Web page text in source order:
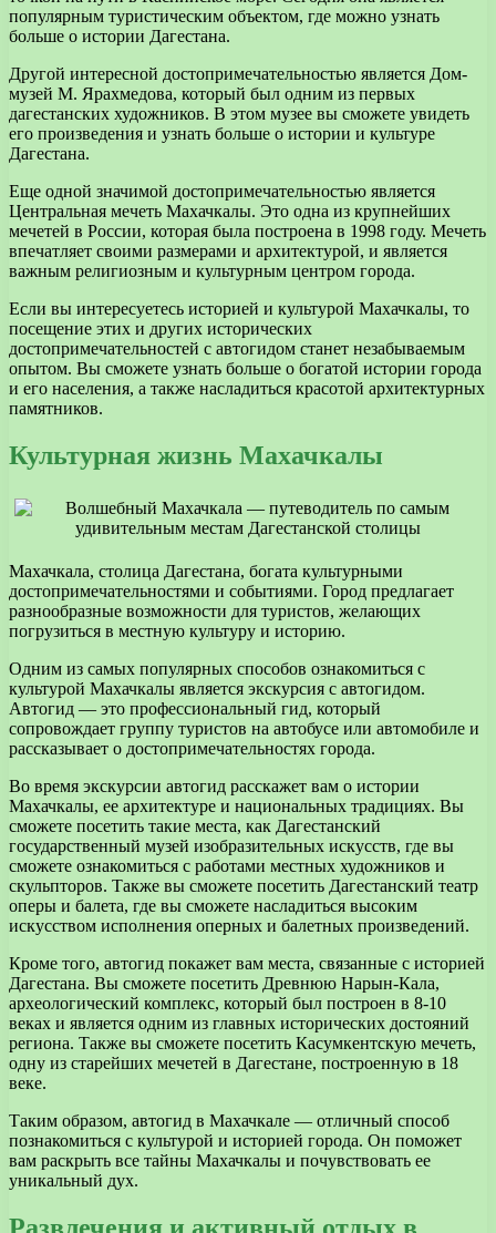
популярным туристическим объектом, где можно узнать
больше о истории Дагестана.
Другой интересной достопримечательностью является Дом-
музей М. Ярахмедова, который был одним из первых
дагестанских художников. В этом музее вы сможете увидеть
его произведения и узнать больше о истории и культуре
Дагестана.
Еще одной значимой достопримечательностью является
Центральная мечеть Махачкалы. Это одна из крупнейших
мечетей в России, которая была построена в 1998 году. Мечеть
впечатляет своими размерами и архитектурой, и является
важным религиозным и культурным центром города.
Если вы интересуетесь историей и культурой Махачкалы, то
посещение этих и других исторических
достопримечательностей с автогидом станет незабываемым
опытом. Вы сможете узнать больше о богатой истории города
и его населения, а также насладиться красотой архитектурных
памятников.
Культурная жизнь Махачкалы
Махачкала, столица Дагестана, богата культурными
достопримечательностями и событиями. Город предлагает
разнообразные возможности для туристов, желающих
погрузиться в местную культуру и историю.
Одним из самых популярных способов ознакомиться с
культурой Махачкалы является экскурсия с автогидом.
Автогид — это профессиональный гид, который
сопровождает группу туристов на автобусе или автомобиле и
рассказывает о достопримечательностях города.
Во время экскурсии автогид расскажет вам о истории
Махачкалы, ее архитектуре и национальных традициях. Вы
сможете посетить такие места, как Дагестанский
государственный музей изобразительных искусств, где вы
сможете ознакомиться с работами местных художников и
скульпторов. Также вы сможете посетить Дагестанский театр
оперы и балета, где вы сможете насладиться высоким
искусством исполнения оперных и балетных произведений.
Кроме того, автогид покажет вам места, связанные с историей
Дагестана. Вы сможете посетить Древнюю Нарын-Кала,
археологический комплекс, который был построен в 8-10
веках и является одним из главных исторических достояний
региона. Также вы сможете посетить Касумкентскую мечеть,
одну из старейших мечетей в Дагестане, построенную в 18
веке.
Таким образом, автогид в Махачкале — отличный способ
познакомиться с культурой и историей города. Он поможет
вам раскрыть все тайны Махачкалы и почувствовать ее
уникальный дух.
Развлечения и активный отдых в